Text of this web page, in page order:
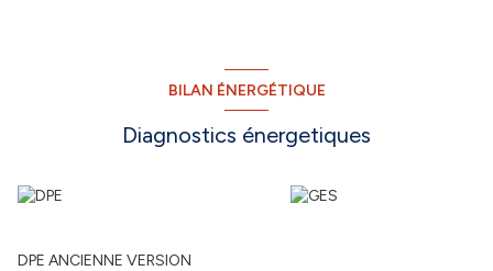
BILAN ÉNERGÉTIQUE
Diagnostics énergetiques
DPE ANCIENNE VERSION